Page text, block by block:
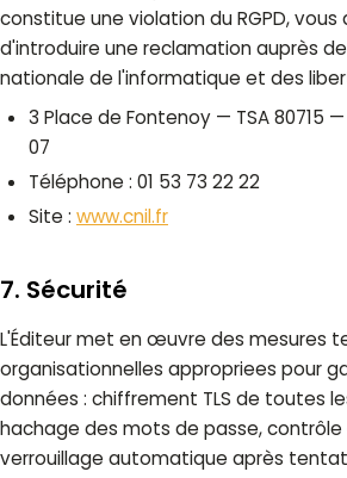
constitue une violation du RGPD, vous
d'introduire une reclamation auprès
nationale de l'informatique et des
3 Place de Fontenoy — TSA 80715
07
Téléphone : 01 53 73 22 22
Site : www.cnil.fr
7. Sécurité
L'Éditeur met en œuvre des mesures
organisationnelles appropriees pour
données : chiffrement TLS de toutes
hachage des mots de passe, contrôle
verrouillage automatique après